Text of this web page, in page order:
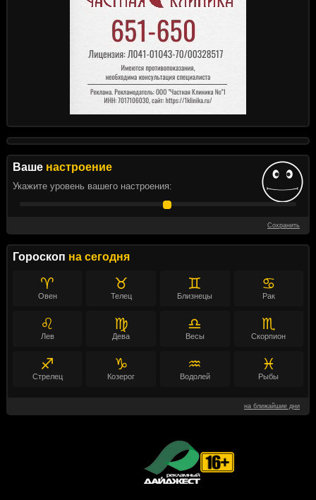
Ваше настроение
Укажите уровень вашего настроения:
Сохранить
Гороскоп на сегодня
♈
Овен
♉
Телец
♊
Близнецы
♋
Рак
♌
Лев
♍
Дева
♎
Весы
♏
Скорпион
♐
Стрелец
♑
Козерог
♒
Водолей
♓
Рыбы
на ближайшие дни